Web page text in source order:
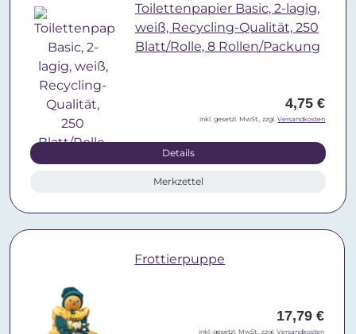
Toilettenpapier Basic, 2-lagig,
weiß, Recycling-Qualität, 250
Blatt/Rolle, 8 Rollen/Packung
4,75 €
inkl. gesetzl. MwSt., zzgl.Versandkosten
Details
Merkzettel
Frottierpuppe
17,79 €
inkl. gesetzl. MwSt., zzgl. Versandkosten